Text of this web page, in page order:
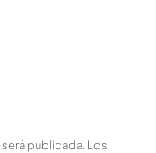
publicada. Los